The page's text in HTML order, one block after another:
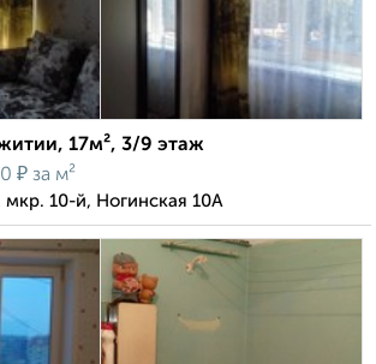
17м², 3/9 этаж
₽ за м²
10-й, Ногинская 10А